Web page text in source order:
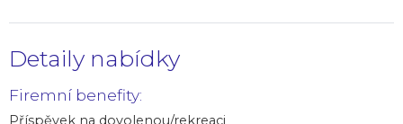
Detaily nabídky
Firemní benefity:
Příspěvek na dovolenou/rekreaci